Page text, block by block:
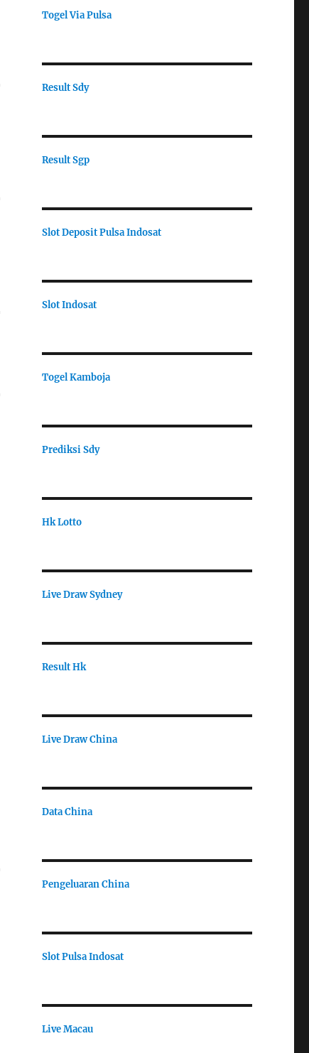
Togel Via Pulsa
Result Sdy
Result Sgp
Slot Deposit Pulsa Indosat
Slot Indosat
Togel Kamboja
Prediksi Sdy
Hk Lotto
Live Draw Sydney
Result Hk
Live Draw China
Data China
Pengeluaran China
Slot Pulsa Indosat
Live Macau